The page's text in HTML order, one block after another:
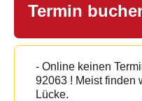
Termin
- Online keinen
92063 ! Meist finden
Lücke.